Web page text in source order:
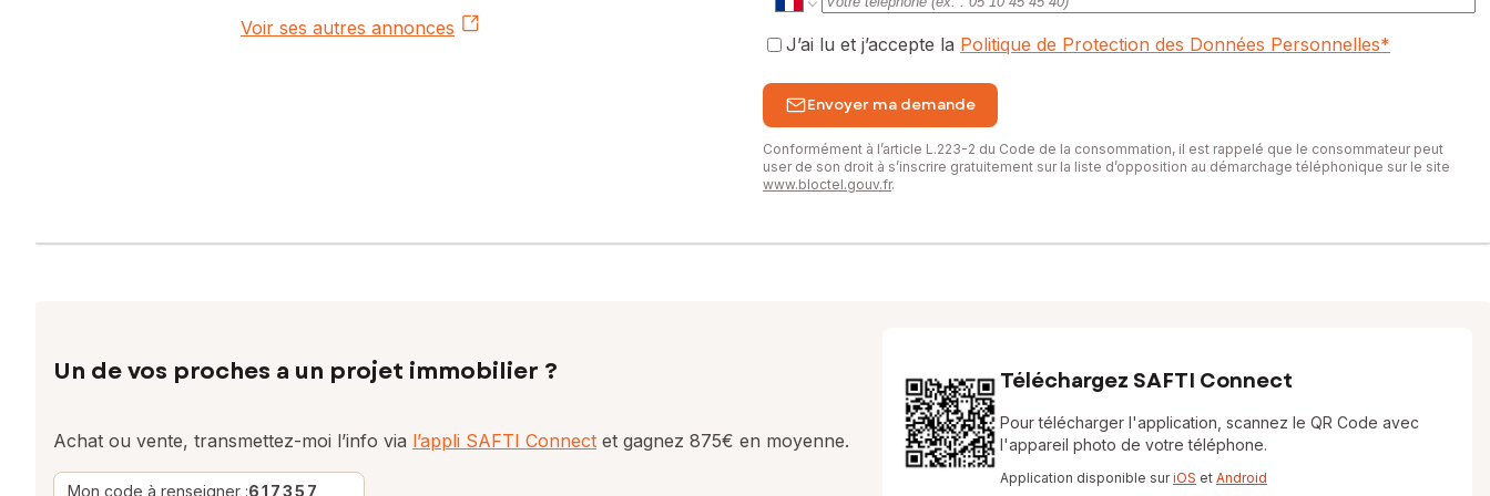
Voir ses autres annonces
J’ai lu et j’accepte la Politique de Protection des Données Personnelles*
Envoyer ma demande
Conformément à l’article L.223-2 du Code de la consommation, il est rappelé que le consommateur peut
user de son droit à s’inscrire gratuitement sur la liste d’opposition au démarchage téléphonique sur le site
www.bloctel.gouv.fr.
Un de vos proches a un projet immobilier ?
Achat ou vente, transmettez-moi l’info via l’appli SAFTI Connect et gagnez 875€ en moyenne.
Mon code à renseigner :617357
Téléchargez SAFTI Connect
Pour télécharger l'application, scannez le QR Code avec
l'appareil photo de votre téléphone.
Application disponible suriOS et Android